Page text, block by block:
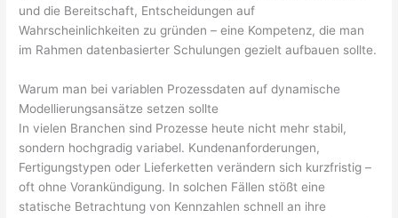
und die Bereitschaft, Entscheidungen auf
Wahrscheinlichkeiten zu gründen – eine Kompetenz, die man
im Rahmen datenbasierter Schulungen gezielt aufbauen sollte.
Warum man bei variablen Prozessdaten auf dynamische
Modellierungsansätze setzen sollte
In vielen Branchen sind Prozesse heute nicht mehr stabil,
sondern hochgradig variabel. Kundenanforderungen,
Fertigungstypen oder Lieferketten verändern sich kurzfristig –
oft ohne Vorankündigung. In solchen Fällen stößt eine
statische Betrachtung von Kennzahlen schnell an ihre